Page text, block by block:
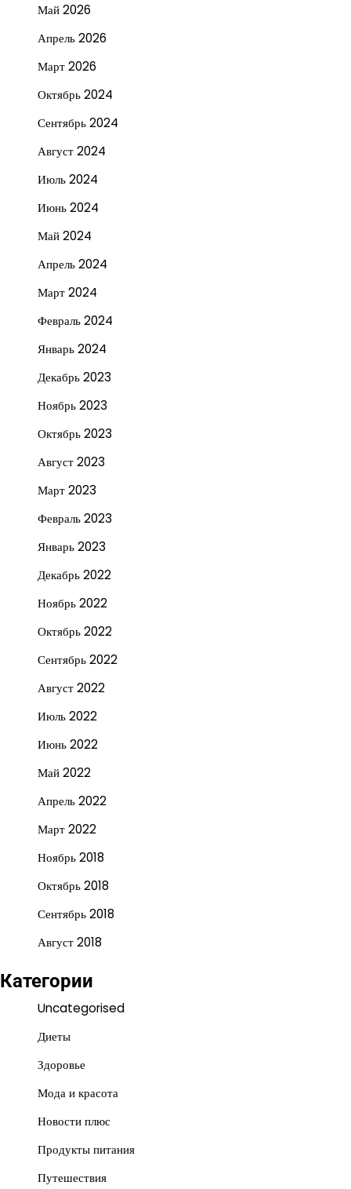
Май 2026
Апрель 2026
Март 2026
Октябрь 2024
Сентябрь 2024
Август 2024
Июль 2024
Июнь 2024
Май 2024
Апрель 2024
Март 2024
Февраль 2024
Январь 2024
Декабрь 2023
Ноябрь 2023
Октябрь 2023
Август 2023
Март 2023
Февраль 2023
Январь 2023
Декабрь 2022
Ноябрь 2022
Октябрь 2022
Сентябрь 2022
Август 2022
Июль 2022
Июнь 2022
Май 2022
Апрель 2022
Март 2022
Ноябрь 2018
Октябрь 2018
Сентябрь 2018
Август 2018
Категории
Uncategorised
Диеты
Здоровье
Мода и красота
Новости плюс
Продукты питания
Путешествия